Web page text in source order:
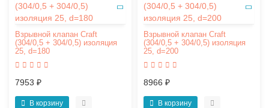
Взрывной клапан Craft
(304/0,5 + 304/0,5) изоляция
25, d=180
7953 ₽
В корзину
Взрывной клапан Craft
(304/0,5 + 304/0,5) изоляция
25, d=200
8966 ₽
В корзину